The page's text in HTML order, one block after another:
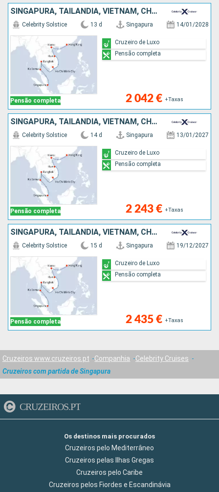
SINGAPURA, TAILÂNDIA, VIETNAM, CHINA
Pensão completa
Celebrity Solstice 13 d Singapura 14/01/2028
2 042 € +Taxas
Cruzeiro de Luxo
Pensão completa
SINGAPURA, TAILÂNDIA, VIETNAM, CHINA
Pensão completa
Celebrity Solstice 14 d Singapura 13/01/2027
2 243 € +Taxas
Cruzeiro de Luxo
Pensão completa
SINGAPURA, TAILÂNDIA, VIETNAM, CHINA
Pensão completa
Celebrity Solstice 15 d Singapura 19/12/2027
2 435 € +Taxas
Cruzeiro de Luxo
Pensão completa
Cruzeiros www.cruzeiros.pt Companhia
Celebrity Cruises
Cruzeiros com partida de Singapura
CRUZEIROS.PT
Os destinos mais procurados
Cruzeiros pelo Mediterrâneo
Cruzeiros pelas Ilhas Gregas
Cruzeiros pelo Caribe
Cruzeiros pelos Fiordes e Escandinávia